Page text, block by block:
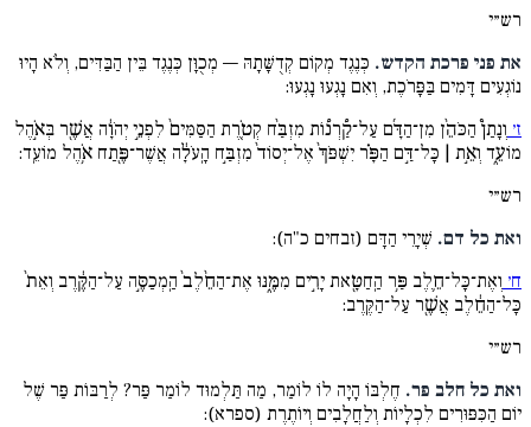
רש״י
את פני פרכת הקדש. כְּנֶגֶד מְקוֹם קְדֻשָּׁתָהּ — מְכֻוָּן כְּנֶגֶד בֵּין הַבַּדִּים, וְלֹא הָיוּ
נוֹגְעִים דָּמִים בַּפָּרֹכֶת, וְאִם נָגְעוּ נָגְעוּ:
ז׳ וְנָתַן֩ הַכֹּהֵ֨ן מִן־הַדָּ֜ם עַל־קַ֠רְנ֠וֹת מִזְבַּ֨ח קְטֹ֤רֶת הַסַּמִּים֙ לִפְנֵ֣י יְהֹוָ֔ה אֲשֶׁ֖ר בְּאֹ֣הֶל
מוֹעֵ֑ד וְאֵ֣ת | כָּל־דַּ֣ם הַפָּ֗ר יִשְׁפֹּךְ֙ אֶל־יְסוֹד֙ מִזְבַּ֣ח הָֽעֹלָ֔ה אֲשֶׁר־פֶּ֖תַח אֹ֥הֶל מוֹעֵֽד:
רש״י
ואת כל דם. שְׁיָרֵי הַדָּם (זבחים כ"ה):
ח׳ וְאֶת־כָּל־חֵ֛לֶב פַּ֥ר הַֽחַטָּ֖את יָרִ֣ים מִמֶּ֑נּוּ אֶת־הַחֵ֨לֶב֙ הַֽמְכַסֶּ֣ה עַל־הַקֶּ֔רֶב וְאֵת֙
כָּל־הַחֵ֔לֶב אֲשֶׁ֖ר עַל־הַקֶּֽרֶב:
רש״י
ואת כל חלב פר. חֶלְבּוֹ הָיָה לוֹ לוֹמַר, מַה תַּלְמוּד לוֹמַר פַּר? לְרַבּוֹת פַּר שֶׁל
יוֹם הַכִּפּוּרִים לִכְלָיוֹת וְלַחֲלָבִים וְיוֹתֶרֶת (ספרא):